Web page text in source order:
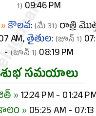
1) 09:46 PM
కౌలవ:(మే 31) రాత్రి
AM, తైతుల:(జూన్ 1)
- (జూన్ 1) 08:19 PM
శుభ సమయాలు
» 12:24 PM - 01:24
» 05:25 AM -